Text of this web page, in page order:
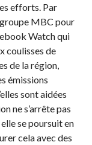
efforts. Par
groupe MBC pour
Watch qui
coulisses de
de la région,
émissions
sont aidées
ne s’arrête pas
se poursuit en
cela avec des